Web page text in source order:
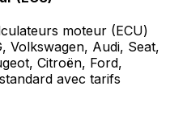
moteur (ECU)
Volkswagen, Audi, Seat,
Citroën, Ford,
avec tarifs